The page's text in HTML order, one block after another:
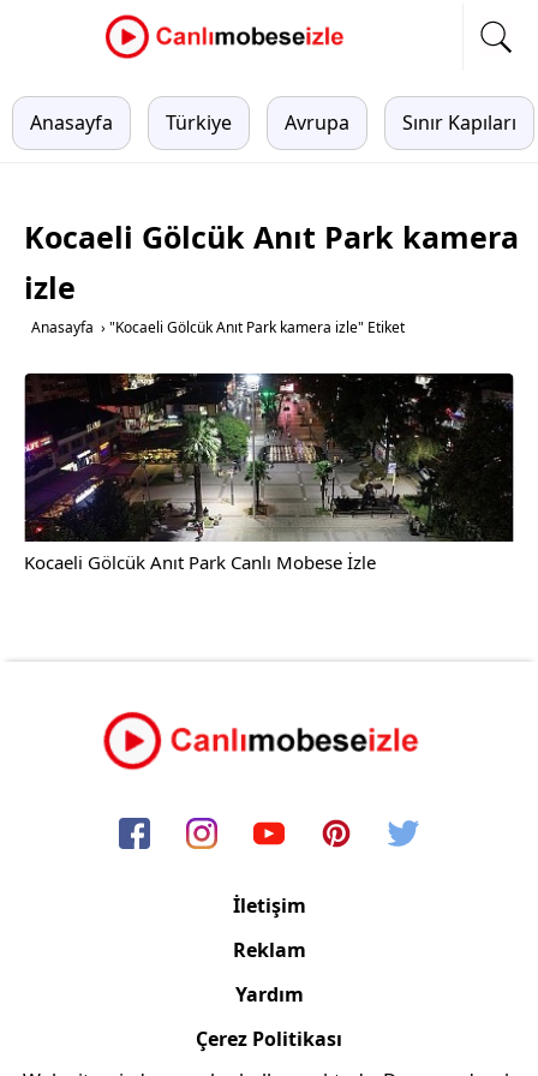
Anasayfa Türkiye Avrupa Sınır Kapıları
Kocaeli Gölcük Anıt Park kamera
izle
Anasayfa › "Kocaeli Gölcük Anıt Park kamera izle" Etiket
Kocaeli Gölcük Anıt Park Canlı Mobese İzle
İletişim
Reklam
Yardım
Çerez Politikası